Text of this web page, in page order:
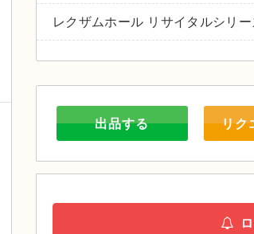
レクザムホール リサイタルシリ
出品する リク